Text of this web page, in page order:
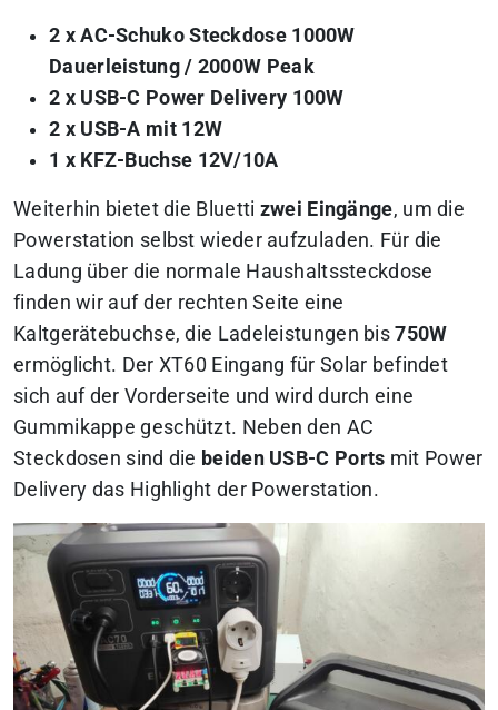
2 x AC-Schuko Steckdose 1000W
Dauerleistung / 2000W Peak
2 x USB-C Power Delivery 100W
2 x USB-A mit 12W
1 x KFZ-Buchse 12V/10A
Weiterhin bietet die Bluetti zwei Eingänge, um die
Powerstation selbst wieder aufzuladen. Für die
Ladung über die normale Haushaltssteckdose
finden wir auf der rechten Seite eine
Kaltgerätebuchse, die Ladeleistungen bis 750W
ermöglicht. Der XT60 Eingang für Solar befindet
sich auf der Vorderseite und wird durch eine
Gummikappe geschützt. Neben den AC
Steckdosen sind die beiden USB-C Ports mit Power
Delivery das Highlight der Powerstation.